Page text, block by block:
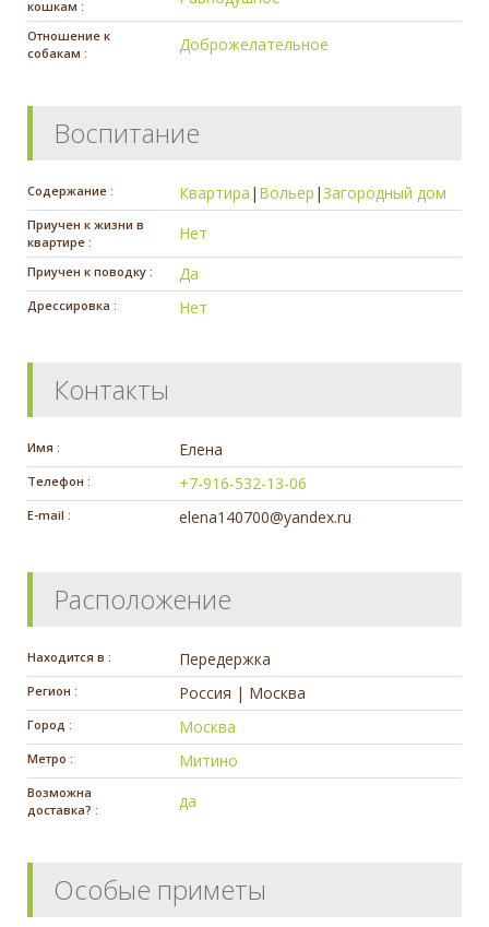
кошкам :
Отношение к
собакам :
Доброжелательное
Воспитание
Содержание : Квартира | Вольер |Загородный дом
Приучен к жизни в
квартире :
Нет
Приучен к поводку : Да
Дрессировка : Нет
Контакты
Имя : Елена
Телефон : +7-916-532-13-06
E-mail : elena140700@yandex.ru
Расположение
Находится в : Передержка
Регион : Россия | Москва
Город : Москва
Метро : Митино
Возможна
доставка? :
да
Особые приметы